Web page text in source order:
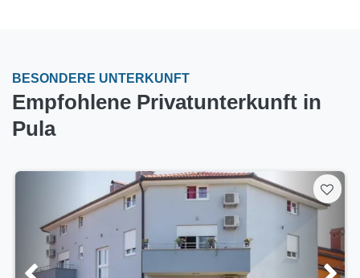
BESONDERE UNTERKUNFT
Empfohlene Privatunterkunft in
Pula